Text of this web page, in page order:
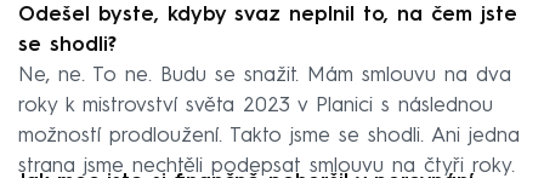
Odešel byste, kdyby svaz neplnil to, na čem jste
se shodli?
Ne, ne. To ne. Budu se snažit. Mám smlouvu na dva
roky k mistrovství světa 2023 v Planici s následnou
možností prodloužení. Takto jsme se shodli. Ani jedna
strana jsme nechtěli podepsat smlouvu na čtyři roky.